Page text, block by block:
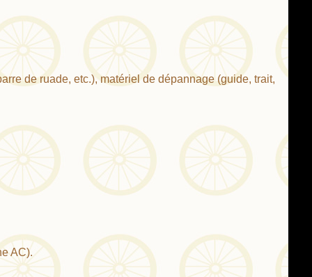
de ruade, etc.), matériel de dépannage (guide, trait,
AC).